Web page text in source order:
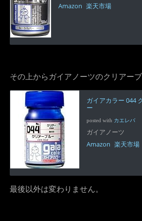
Amazon 楽天市場
その上からガイアノーツのクリアーブ
ガイアカラー 044
ー
posted with カエレバ
ガイアノーツ
Amazon 楽天市場
最後以外は変わりません。